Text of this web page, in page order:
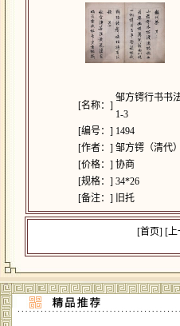
[名称：]
邹方锷行书书
1-3
[编号：] 1494
[作者：]邹方锷（清代）
[价格：]协商
[规格：]34*26
[备注：]
旧托
[首页] [上